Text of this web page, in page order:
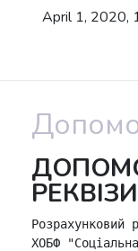
April 1, 2020,
Розрахунковий
ХОБФ